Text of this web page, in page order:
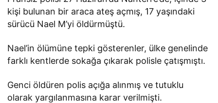
kişi bulunan bir araca ateş açmış, 17 yaşındaki
sürücü Nael M’yi öldürmüştü.
Nael’in ölümüne tepki gösterenler, ülke genelinde
farklı kentlerde sokağa çıkarak polisle çatışmıştı.
Genci öldüren polis açığa alınmış ve tutuklu
olarak yargılanmasına karar verilmişti.